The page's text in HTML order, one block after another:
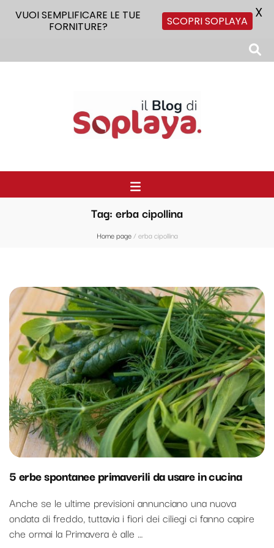
Tag: erba cipollina
Home page/erba cipollina
5 erbe spontanee primaverili da usare in cucina
Anche se le ultime previsioni annunciano una nuova
ondata di freddo, tuttavia i fiori dei ciliegi ci fanno capire
che ormai la Primavera è alle …
VUOI SEMPLIFICARE LE TUE
FORNITURE?
SCOPRI SOPLAYA X